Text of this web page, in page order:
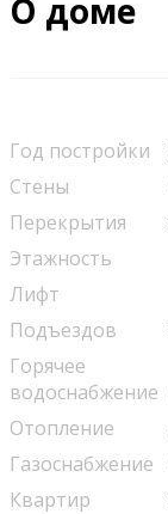
О доме
Год постройки
Стены
Перекрытия
Этажность
Лифт
Подъездов
Горячее
водоснабжение
Отопление
Газоснабжение
Квартир